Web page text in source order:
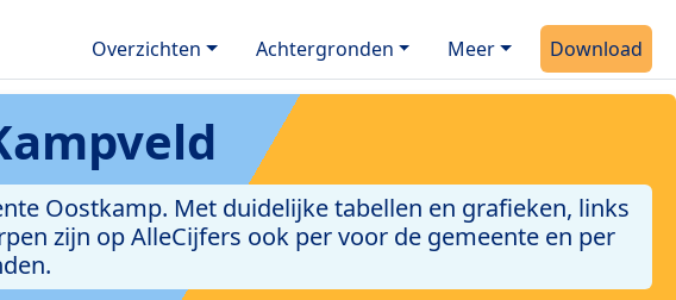
Overzichten Achtergronden Meer Download
Oostkamp. Met duidelijke tabellen en grafieken, links
zijn op AlleCijfers ook per voor de gemeente en per